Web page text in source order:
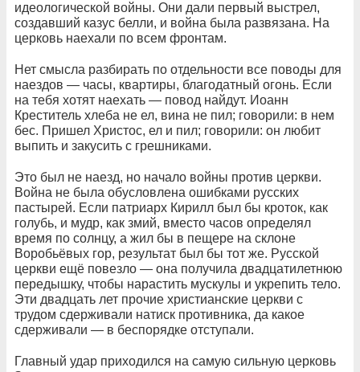
идеологической войны. Они дали первый выстрел,
создавший казус белли, и война была развязана. На
церковь наехали по всем фронтам.
Нет смысла разбирать по отдельности все поводы для
наездов — часы, квартиры, благодатный огонь. Если
на тебя хотят наехать — повод найдут. Иоанн
Креститель хлеба не ел, вина не пил; говорили: в нем
бес. Пришел Христос, ел и пил; говорили: он любит
выпить и закусить с грешниками.
Это был не наезд, но начало войны против церкви.
Война не была обусловлена ошибками русских
пастырей. Если патриарх Кирилл был бы кроток, как
голубь, и мудр, как змий, вместо часов определял
время по солнцу, а жил бы в пещере на склоне
Воробьёвых гор, результат был бы тот же. Русской
церкви ещё повезло — она получила двадцатилетнюю
передышку, чтобы нарастить мускулы и укрепить тело.
Эти двадцать лет прочие христианские церкви с
трудом сдерживали натиск противника, да какое
сдерживали — в беспорядке отступали.
Главный удар приходился на самую сильную церковь